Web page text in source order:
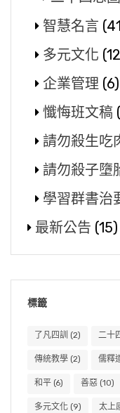
智慧名言
多元文化
企業管理 (6)
懺悔班文稿
請勿殺生吃
請勿殺子墮
學習群書治
最新公告 (15)
標籤
了凡四訓 (2) 二十
傳統教學 (2) 儒釋
和平 (6) 善惡 (10)
多元文化 (9) 太上